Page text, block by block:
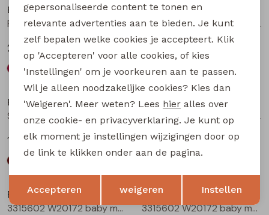
Bakkaboe
Fenda baby W20261 baby meisjes denim jack Zand
24,99
Bakkaboe
Sarra baby W20228 baby meisjes lange broek Bruin donker
12,99
Bakkaboe
Sarra baby W20228 baby meisjes lange broek Wijnrood
12,99
Bakkaboe
Sarra baby W20228 baby meisjes lange broek Zwart
12,99
Bakkaboe
3315602 W20172 baby meisjes T-shirt lm Cream
Bakkaboe
3315602 W20172 baby meisjes T-shirt lm Taupe
Terug Opslaan
gepersonaliseerde content te tonen en
relevante advertenties aan te bieden. Je kunt
zelf bepalen welke cookies je accepteert. Klik
op 'Accepteren' voor alle cookies, of kies
'Instellingen' om je voorkeuren aan te passen.
Wil je alleen noodzakelijke cookies? Kies dan
'Weigeren'. Meer weten? Lees hier alles over
onze cookie- en privacyverklaring. Je kunt op
elk moment je instellingen wijzigingen door op
de link te klikken onder aan de pagina.
Accepteren weigeren Instellen